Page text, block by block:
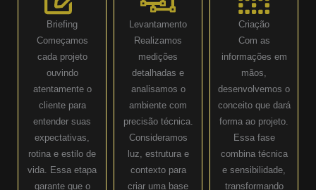
Briefing
Começamos
cada projeto
ouvindo
atentamente o
cliente para
entender suas
expectativas,
rotina e estilo de
vida. Essa etapa
garante que o
Levantamento
Realizamos
medições
detalhadas e
analisamos o
ambiente com
precisão técnica.
Consideramos
luz, estrutura e
contexto para
criar uma base
Criação
Com as
informações em
mãos,
desenvolvemos o
conceito que dará
forma ao projeto.
Essa fase
combina técnica
e sensibilidade,
transformando